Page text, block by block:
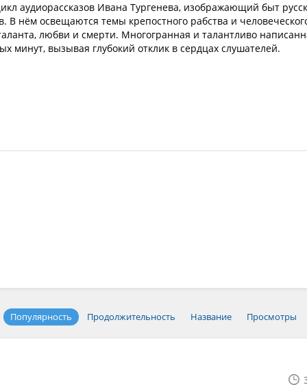
аудиорассказов Ивана Тургенева, изображающий быт
В нём освещаются темы крепостного рабства и
любви и смерти. Многогранная и талантливо
минут, вызывая глубокий отклик в сердцах слушателей.
Популярность Продолжительность Название Просмотры